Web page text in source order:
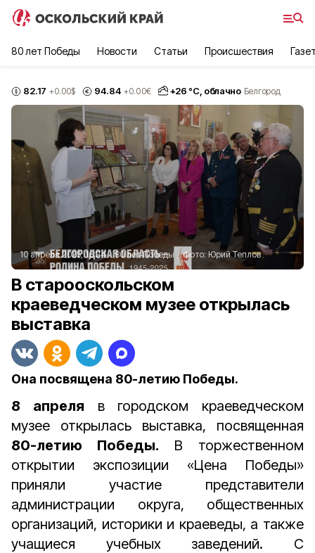
80 лет Победы Новости Статьи Происшествия
82.17 +0.00$ 94.84 +0.00€ +26 °С, облачно Белгород
10 апреля 2025, 16:24 80 лет Победы Фото: Юрий Теплов
В старооскольском
краеведческом музее открылась
выставка
Она посвящена 80-летию Победы.
8 апреля в городском краеведческом
музее открылась выставка, посвященная
80-летию Победы. В торжественном
открытии экспозиции «Цена Победы»
приняли участие представители
администрации округа, общественных
организаций, историки и краеведы, а также
учащиеся учебных заведений. С